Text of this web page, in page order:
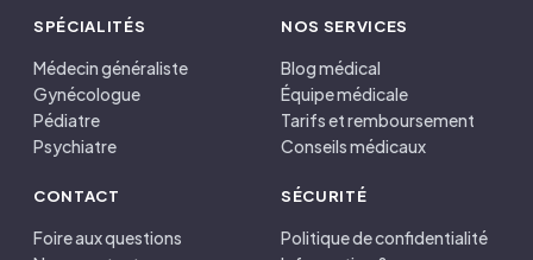
SPÉCIALITÉS
Médecin généraliste
Gynécologue
Pédiatre
Psychiatre
NOS SERVICES
Blog médical
Équipe médicale
Tarifs et remboursement
Conseils médicaux
CONTACT
Foire aux questions
SÉCURITÉ
Politique de confidentialité